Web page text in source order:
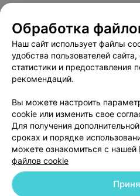
Пользовательское
Вакансии
Написать
Обработка
© 2026 ООО «Артокс Лаб», УНП
Обработка
Наш сайт использует файлы
удобства пользователей
статистики и предоставления
рекомендаций.
Вы можете настроить
cookie или изменить свое
Для получения
сроках и порядке
можете ознакомиться с нашей
файлов cookie